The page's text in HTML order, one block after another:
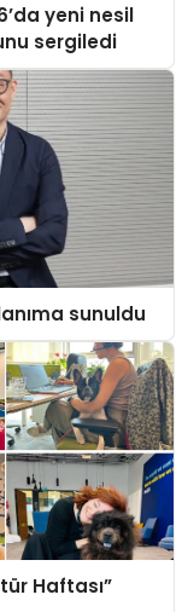
yeni nesil
sergiledi
sunuldu
Haftası”